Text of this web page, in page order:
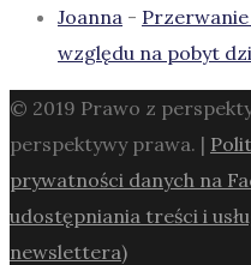
Joanna -
względu na pobyt
© 2019 Prawo z
perspektywy prawa. |
prywatności danych na
udostępniania treści i
newslettera)